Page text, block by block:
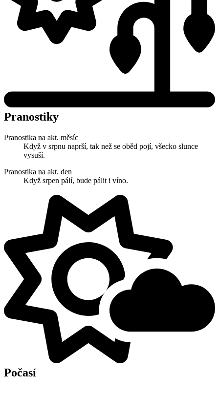
Pranostiky
Pranostika na akt. měsíc
Když v srpnu naprší, tak než se oběd pojí, všecko slunce
vysuší.
Pranostika na akt. den
Když srpen pálí, bude pálit i víno.
Počasí